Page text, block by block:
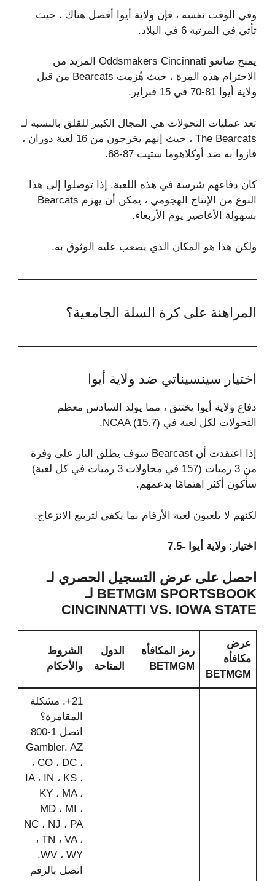
وفي الوقت نفسه ، فإن ولاية أيوا أفضل هناك ، حيث
تأتي في المرتبة 6 في البلاد.
يمنح صانعو Oddsmakers Cincinnati المزيد من
الاحترام هذه المرة ، حيث هُزمت Bearcats من قبل
ولاية أيوا 81-70 في 15 فبراير.
تعد عمليات التحولات هي المجال الكبير للقلق بالنسبة لـ
The Bearcats ، حيث إنهم يخرجون من 16 لعبة دوران ،
فازوا به ضد أوكلاهوما ستيت 87-68.
كان دفاعهم شرسة في هذه اللعبة. إذا توصلوا إلى هذا
النوع من الإنتاج الهجومي ، يمكن أن يهزم Bearcats
بسهولة الأعاصير يوم الأربعاء.
ولكن هذا هو المكان الذي يصعب عليه الوثوق به.
المراهنة على كرة السلة الجامعية؟
اختيار سينسيناتي ضد ولاية أيوا
دفاع ولاية أيوا يختنق ، مما يولد السادس معظم
التحولات لكل لعبة في NCAA (15.7).
إذا اعتقدت أن Bearcast سوف يطلق النار على وفرة
من 3 رميات (157 في محاولات 3 رميات في كل لعبة)
سأكون أكثر اهتمامًا بدعمهم.
لكنهم لا يلعبون لعبة الأرقام بما يكفي لتربيع الانزعاج.
اختيار: ولاية أيوا -7.5
احصل على عرض التسجيل الحصري لـ
BETMGM SPORTSBOOK لـ
CINCINNATTI VS. IOWA STATE
عرض
مكافأة
BETMGM
رمز المكافأة
BETMGM
الدول
المتاحة
الشروط
والأحكام
21+. مشكلة
المقامرة؟
اتصل 1-800
Gambler. AZ
، CO ، DC ،
IA ، IN ، KS ،
KY ، MA ،
MD ، MI ،
NC ، NJ ، PA
، TN ، VA ،
WV ، WY.
اتصل بالرقم